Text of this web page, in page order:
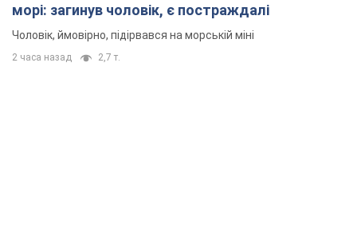
морі: загинув чоловік, є постраждалі
Чоловік, ймовірно, підірвався на морській міні
2 часа назад 2,7 т.